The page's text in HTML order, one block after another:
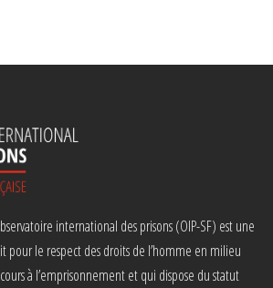
international des prisons (OIP-SF) est une
pour le respect des droits de l’homme en milieu
à l’emprisonnement et qui dispose du statut